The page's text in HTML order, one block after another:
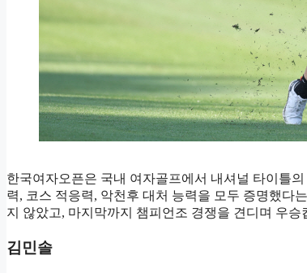
한국여자오픈은 국내 여자골프에서 내셔널 타이틀
력, 코스 적응력, 악천후 대처 능력을 모두 증명했다
지 않았고, 마지막까지 챔피언조 경쟁을 견디며 우승
김민솔